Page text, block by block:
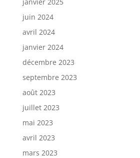
juin 2024
avril 2024
janvier 2024
décembre 2023
septembre 2023
août 2023
juillet 2023
mai 2023
avril 2023
mars 2023